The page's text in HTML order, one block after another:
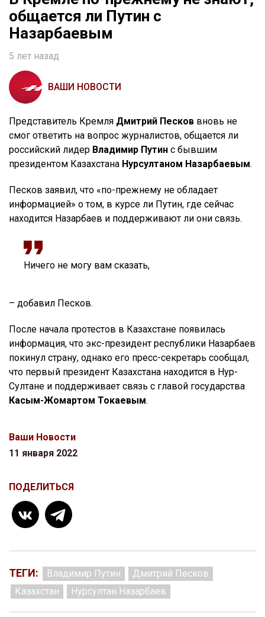
общается ли Путин с
Назарбаевым
5 лет назад
ВАШИ НОВОСТИ
Представитель Кремля Дмитрий Песков вновь не
смог ответить на вопрос журналистов, общается ли
российский лидер Владимир Путин с бывшим
президентом Казахстана Нурсултаном Назарбаевым.
Песков заявил, что «по-прежнему не обладает
информацией» о том, в курсе ли Путин, где сейчас
находится Назарбаев и поддерживают ли они связь.
Ничего не могу вам сказать,
– добавил Песков.
После начала протестов в Казахстане появилась
информация, что экс-президент республики Назарбаев
покинул страну, однако его пресс-секретарь сообщал,
что первый президент Казахстана находится в Нур-
Султане и поддерживает связь с главой государства
Касым-Жомартом Токаевым.
Ваши Новости
11 января 2022
ПОДЕЛИТЬСЯ
ТЕГИ: Владимир Путин
Дмитрий Песков
Казахстан
Нурсултан Назарбаев